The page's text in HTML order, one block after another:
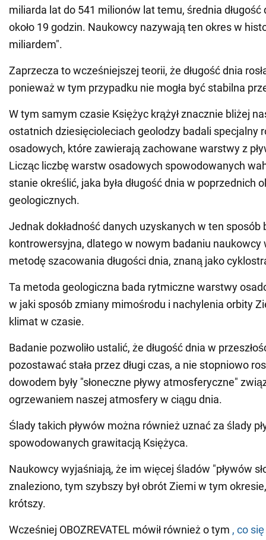
miliarda lat do 541 milionów lat temu, średnia długość
około 19 godzin. Naukowcy nazywają ten okres w
miliardem".
Zaprzecza to wcześniejszej teorii, że długość dnia
ponieważ w tym przypadku nie mogła być stabilna
W tym samym czasie Księżyc krążył znacznie bliżej
ostatnich dziesięcioleciach geolodzy badali specjalny
osadowych, które zawierają zachowane warstwy z
Licząc liczbę warstw osadowych spowodowanych
stanie określić, jaka była długość dnia w poprzednich
geologicznych.
Jednak dokładność danych uzyskanych w ten sposób
kontrowersyjna, dlatego w nowym badaniu naukowcy
metodę szacowania długości dnia, znaną jako
Ta metoda geologiczna bada rytmiczne warstwy
w jaki sposób zmiany mimośrodu i nachylenia orbity
klimat w czasie.
Badanie pozwoliło ustalić, że długość dnia w
pozostawać stała przez długi czas, a nie stopniowo
dowodem były "słoneczne pływy atmosferyczne"
ogrzewaniem naszej atmosfery w ciągu dnia.
Ślady takich pływów można również uznać za ślady
spowodowanych grawitacją Księżyca.
Naukowcy wyjaśniają, że im więcej śladów "pływów
znaleziono, tym szybszy był obrót Ziemi w tym
krótszy.
Wcześniej OBOZREVATEL mówił również o tym , co